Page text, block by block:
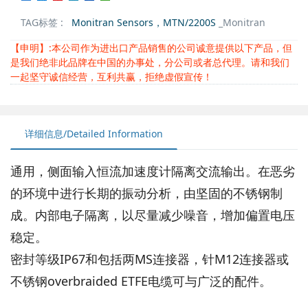
TAG标签 : Monitran Sensors，MTN/2200S _Monitran
【申明】:本公司作为进出口产品销售的公司诚意提供以下产品，但
是我们绝非此品牌在中国的办事处，分公司或者总代理。请和我们
一起坚守诚信经营，互利共赢，拒绝虚假宣传！
详细信息/Detailed Information
通用，侧面输入恒流加速度计隔离交流输出。在恶劣
的环境中进行长期的振动分析，由坚固的不锈钢制
成。内部电子隔离，以尽量减少噪音，增加偏置电压
稳定。
密封等级IP67和包括两MS连接器，针M12连接器或
不锈钢overbraided ETFE电缆可与广泛的配件。